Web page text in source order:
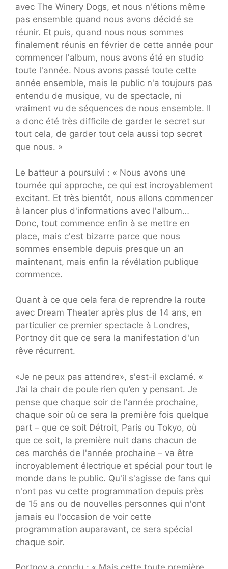
avec The Winery Dogs, et nous n'étions même
pas ensemble quand nous avons décidé se
réunir. Et puis, quand nous nous sommes
finalement réunis en février de cette année pour
commencer l'album, nous avons été en studio
toute l'année. Nous avons passé toute cette
année ensemble, mais le public n'a toujours pas
entendu de musique, vu de spectacle, ni
vraiment vu de séquences de nous ensemble. Il
a donc été très difficile de garder le secret sur
tout cela, de garder tout cela aussi top secret
que nous. »
Le batteur a poursuivi : « Nous avons une
tournée qui approche, ce qui est incroyablement
excitant. Et très bientôt, nous allons commencer
à lancer plus d'informations avec l'album…
Donc, tout commence enfin à se mettre en
place, mais c'est bizarre parce que nous
sommes ensemble depuis presque un an
maintenant, mais enfin la révélation publique
commence.
Quant à ce que cela fera de reprendre la route
avec Dream Theater après plus de 14 ans, en
particulier ce premier spectacle à Londres,
Portnoy dit que ce sera la manifestation d'un
rêve récurrent.
«Je ne peux pas attendre», s'est-il exclamé. «
J’ai la chair de poule rien qu’en y pensant. Je
pense que chaque soir de l'année prochaine,
chaque soir où ce sera la première fois quelque
part – que ce soit Détroit, Paris ou Tokyo, où
que ce soit, la première nuit dans chacun de
ces marchés de l'année prochaine – va être
incroyablement électrique et spécial pour tout le
monde dans le public. Qu'il s'agisse de fans qui
n'ont pas vu cette programmation depuis près
de 15 ans ou de nouvelles personnes qui n'ont
jamais eu l'occasion de voir cette
programmation auparavant, ce sera spécial
chaque soir.